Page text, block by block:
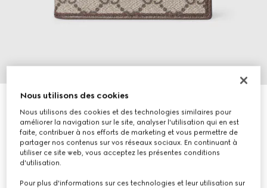
À personnaliser avec vos initiales
Porte-monnaie Ophidia
€ 440
Nous utilisons des cookies
Nous utilisons des cookies et des technologies similaires pour
améliorer la navigation sur le site, analyser l'utilisation qui en est
faite, contribuer à nos efforts de marketing et vous permettre de
partager nos contenus sur vos réseaux sociaux. En continuant à
utiliser ce site web, vous acceptez les présentes conditions
d'utilisation.
Pour plus d'informations sur ces technologies et leur utilisation sur